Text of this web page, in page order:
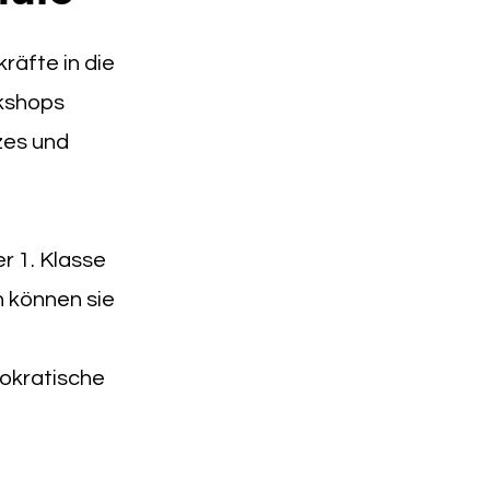
in die
und
1. Klasse
sie